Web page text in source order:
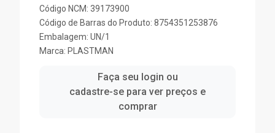
Código NCM: 39173900
Código de Barras do Produto: 8754351253876
Embalagem: UN/1
Marca: PLASTMAN
Faça seu login ou
cadastre-se para ver preços e
comprar